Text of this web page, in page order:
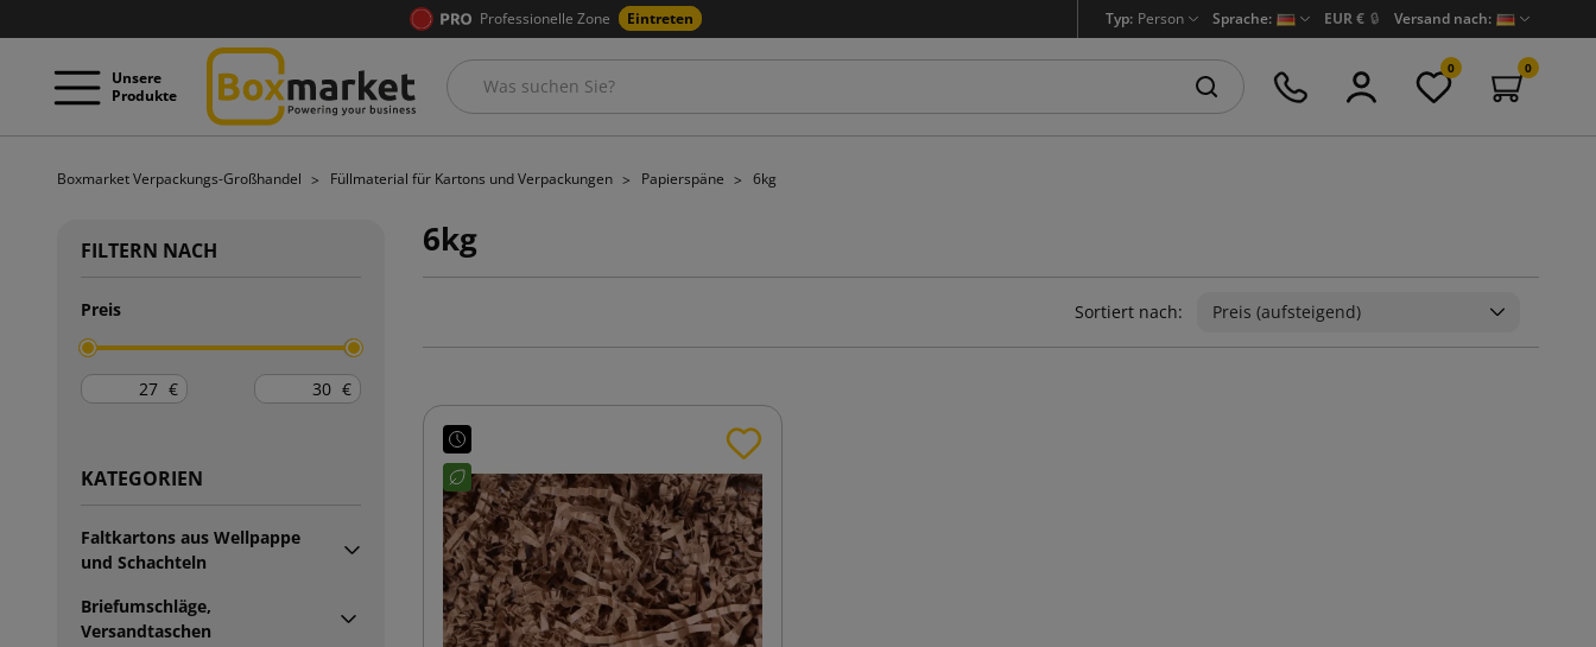
Professionelle Zone Eintreten Typ: Person Sprache: EUR € 🔒 Versand nach:
Unsere
Produkte
0 0
Boxmarket Verpackungs-Großhandel Füllmaterial für Kartons und Verpackungen Papierspäne 6kg
FILTERN NACH
Preis
€ €
KATEGORIEN
Faltkartons aus Wellpappe
und Schachteln
Briefumschläge,
Versandtaschen
6kg
Sortiert nach: Preis (aufsteigend)